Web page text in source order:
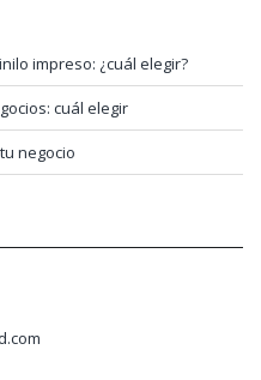
impreso: ¿cuál elegir?
cuál elegir
negocio